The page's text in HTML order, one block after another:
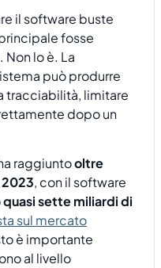
il software buste
fosse
Non lo è. La
può produrre
tracciabilità, limitare
dopo un
raggiuntooltre
, con il software
quasi sette miliardi di
sul mercato
è importante
al livello